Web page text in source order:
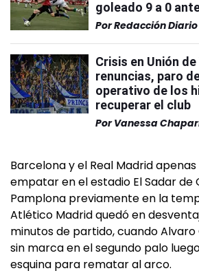
goleado 9 a 0
PorRedacción
Crisis en Unión
renuncias, paro
operativo de los
recuperar el club
Por Vanessa
Barcelona y el Real Madrid
empatar en el estadio El Sadar de
Pamplona previamente en la
Atlético Madrid quedó en
minutos de partido, cuando
sin marca en el segundo palo
esquina para rematar al arco.